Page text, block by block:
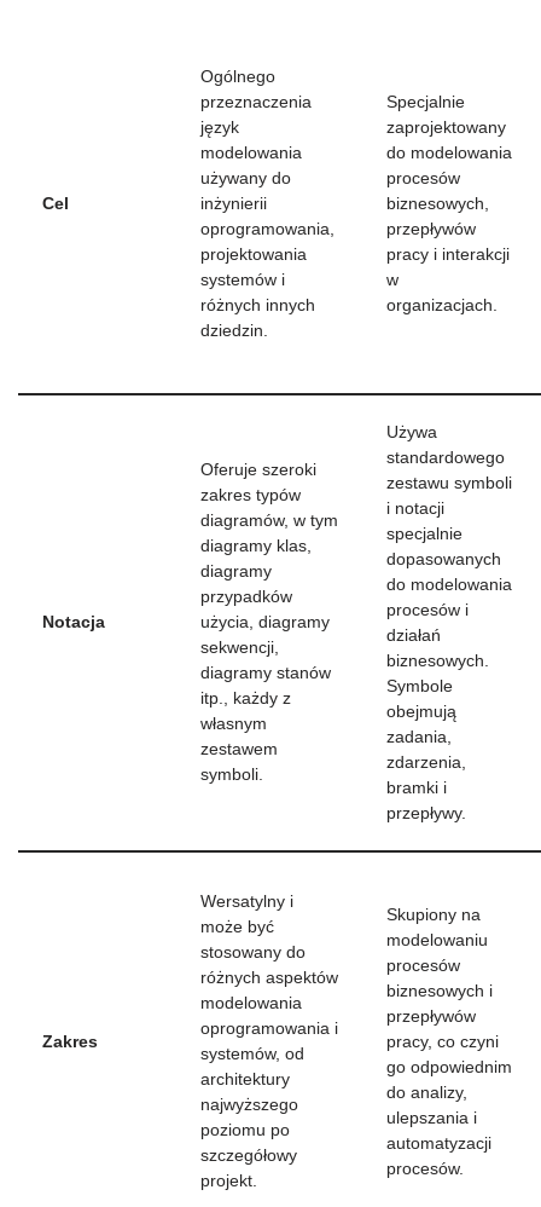
Cel
Ogólnego
przeznaczenia
język
modelowania
używany do
inżynierii
oprogramowania,
projektowania
systemów i
różnych innych
dziedzin.
Specjalnie
zaprojektowany
do modelowania
procesów
biznesowych,
przepływów
pracy i interakcji
w
organizacjach.
Notacja
Oferuje szeroki
zakres typów
diagramów, w tym
diagramy klas,
diagramy
przypadków
użycia, diagramy
sekwencji,
diagramy stanów
itp., każdy z
własnym
zestawem
symboli.
Używa
standardowego
zestawu symboli
i notacji
specjalnie
dopasowanych
do modelowania
procesów i
działań
biznesowych.
Symbole
obejmują
zadania,
zdarzenia,
bramki i
przepływy.
Zakres
Wersatylny i
może być
stosowany do
różnych aspektów
modelowania
oprogramowania i
systemów, od
architektury
najwyższego
poziomu po
szczegółowy
projekt.
Skupiony na
modelowaniu
procesów
biznesowych i
przepływów
pracy, co czyni
go odpowiednim
do analizy,
ulepszania i
automatyzacji
procesów.